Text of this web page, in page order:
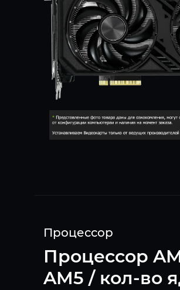
Процессор
Процессор
AM5 / кол-во